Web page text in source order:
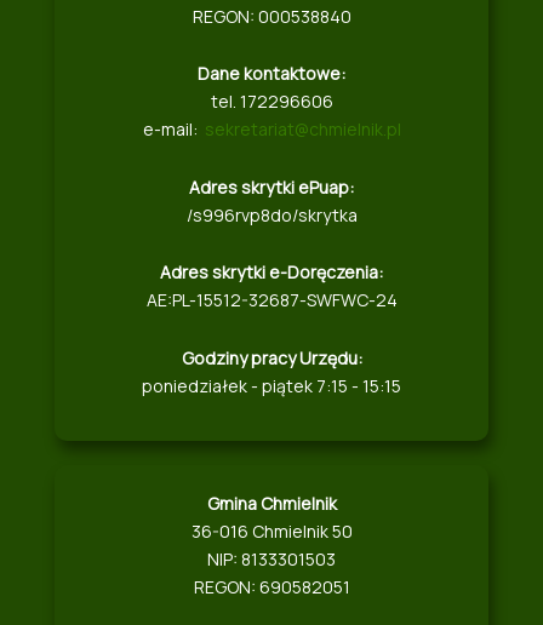
REGON: 000538840
Dane kontaktowe:
tel. 172296606
e-mail: sekretariat@chmielnik.pl
Adres skrytki ePuap:
/s996rvp8do/skrytka
Adres skrytki e-Doręczenia:
AE:PL-15512-32687-SWFWC-24
Godziny pracy Urzędu:
poniedziałek - piątek 7:15 - 15:15
Gmina Chmielnik
36-016 Chmielnik 50
NIP: 8133301503
REGON: 690582051